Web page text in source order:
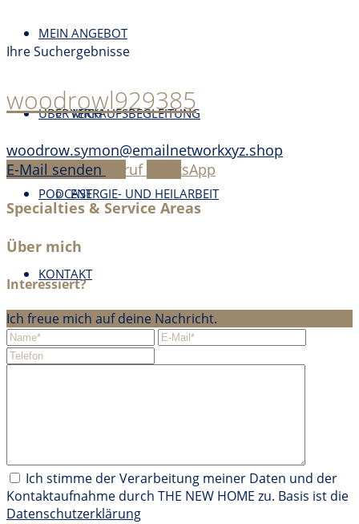
MEIN ANGEBOT
VERKAUFSBEGLEITUNG
ENERGIE- UND HEILARBEIT
ÜBER MICH
PODCAST
KONTAKT
Ihre Suchergebnisse
woodrowl929385
woodrow.symon@emailnetworkxyz.shop
E-Mail senden
Anruf
WhatsApp
Specialties & Service Areas
Über mich
Interessiert?
Ich freue mich auf deine Nachricht.
Ich stimme der Verarbeitung meiner Daten und der
Kontaktaufnahme durch THE NEW HOME zu. Basis ist die
Datenschutzerklärung